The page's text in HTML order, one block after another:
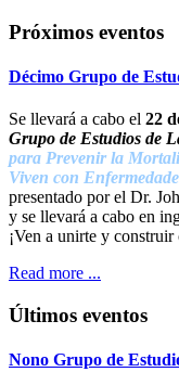
Próximos eventos
Décimo Grupo de
Se llevará a cabo el 22
Grupo de Estudios de
para Prevenir la
Viven con
presentado por el Dr.
y se llevará a cabo en
¡Ven a unirte y
Read more ...
Últimos eventos
Nono Grupo de